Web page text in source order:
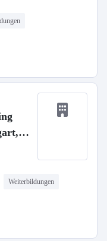
Weiterbildungen